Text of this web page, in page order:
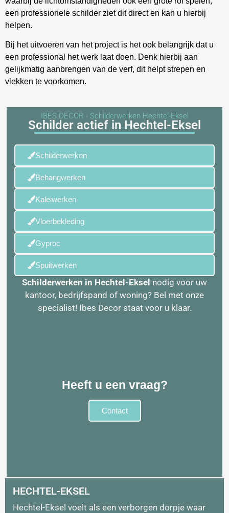
een professionele schilder ziet dit direct en kan u hierbij
helpen.
Bij het uitvoeren van het project is het ook belangrijk dat u
een professional het werk laat doen. Denk hierbij aan
gelijkmatig aanbrengen van de verf, dit helpt strepen en
vlekken te voorkomen.
IBES DECOR - Schilderwerken Hechtel-Eksel
Schilder actief in Hechtel-Eksel
Schilderwerken
Behangwerken
Kaleiwerken
Vloerbekleding
Gyproc
Spuitwerken
Schilderwerken in Hechtel-Eksel nodig voor uw
kantoor, bedrijfspand of woning? Bel met onze
specialist! Ibes Decor staat voor u klaar.
Heeft u een vraag?
Contact
HECHTEL-EKSEL
Hechtel-Eksel voelt als een verborgen dorpje waar